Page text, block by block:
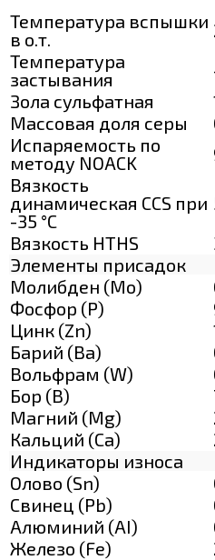
Температура вспышки
в о.т.
Температура
застывания
Зола сульфатная
Массовая доля серы
Испаряемость по
методу NOACK
Вязкость
динамическая CCS при
-35 °С
Вязкость HTHS
Элементы присадок
Молибден (Мо)
Фосфор (Р)
Цинк (Zn)
Барий (Ва)
Вольфрам (W)
Бор (В)
Магний (Mg)
Кальций (Са)
Индикаторы износа
Олово (Sn)
Свинец (Pb)
Алюминий (AI)
Железо (Fe)